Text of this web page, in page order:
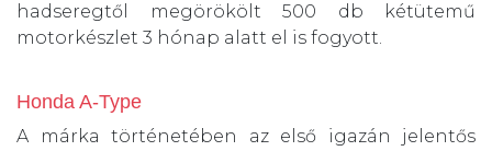
hadseregtől megörökölt 500 db kétütemű
motorkészlet 3 hónap alatt el is fogyott.
Honda A-Type
A márka történetében az első igazán jelentős